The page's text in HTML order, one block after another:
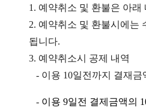
1. 예약취소 및 환불은 아
2. 예약취소 및 환불시에는
됩니다.
3. 예약취소시 공제 내역
- 이용 10일전까지 결재금
- 이용 9일전 결제금액의